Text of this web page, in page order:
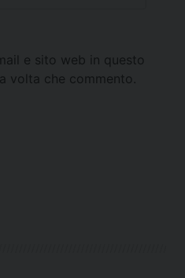
e sito web in questo
volta che commento.